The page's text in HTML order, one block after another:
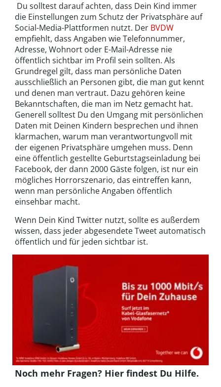
Du solltest darauf achten, dass Dein Kind immer
die Einstellungen zum Schutz der Privatsphäre auf
Social-Media-Plattformen nutzt. Der BVDW
empfiehlt, dass Angaben wie Telefonnummer,
Adresse, Wohnort oder E-Mail-Adresse nie
öffentlich sichtbar im Profil sein sollten. Als
Grundregel gilt, dass man persönliche Daten
ausschließlich an Personen gibt, die man gut kennt
und denen man vertraut. Dazu gehören keine
Bekanntschaften, die man im Netz gemacht hat.
Generell solltest Du den Umgang mit persönlichen
Daten mit Deinen Kindern besprechen und ihnen
klarmachen, warum man verantwortungvoll mit
der eigenen Privatsphäre umgehen muss. Denn
eine öffentlich gestellte Geburtstagseinladung bei
Facebook, der dann 2000 Gäste folgen, ist nur ein
mögliches Horrorszenario, das eintreffen kann,
wenn man persönliche Angaben öffentlich
einsehbar macht.
Wenn Dein Kind Twitter nutzt, sollte es außerdem
wissen, dass jeder abgesendete Tweet automatisch
öffentlich und für jeden sichtbar ist.
Noch mehr Fragen? Hier findest Du Hilfe.